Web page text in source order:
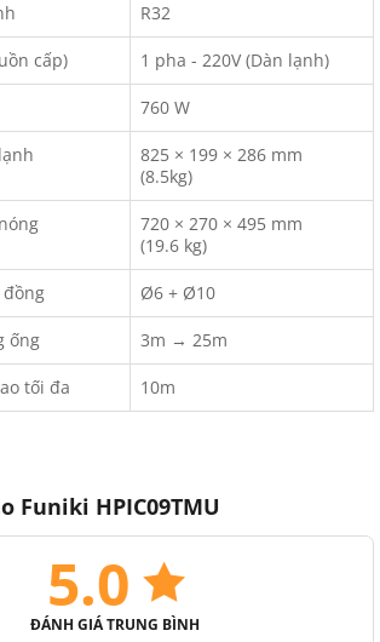
R32
cấp) 1 pha - 220V (Dàn lạnh)
760 W
825 × 199 × 286 mm
(8.5kg)
720 × 270 × 495 mm
(19.6 kg)
Ø6 + Ø10
ống 3m → 25m
tối đa 10m
Funiki HPIC09TMU
5.0
ĐÁNH GIÁ TRUNG BÌNH